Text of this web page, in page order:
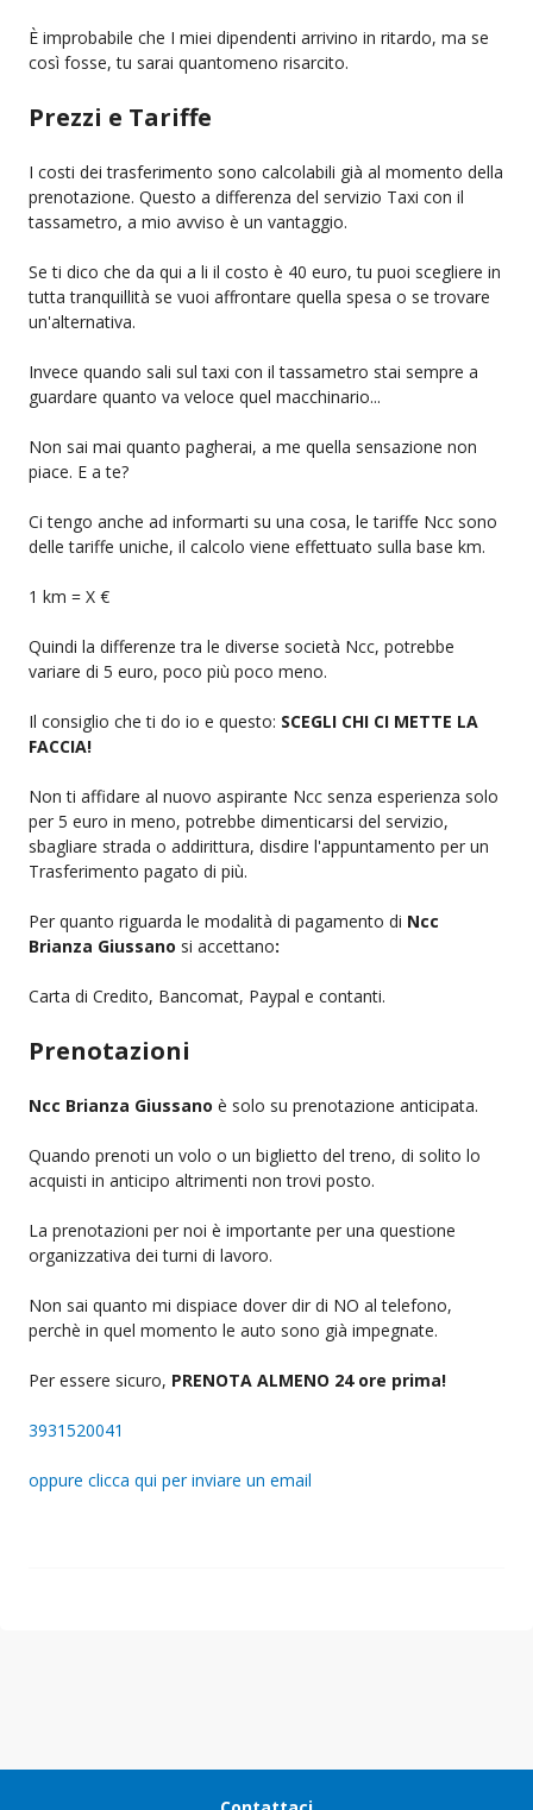
È improbabile che I miei dipendenti arrivino in ritardo, ma se
così fosse, tu sarai quantomeno risarcito.
Prezzi e Tariffe
I costi dei trasferimento sono calcolabili già al momento della
prenotazione. Questo a differenza del servizio Taxi con il
tassametro, a mio avviso è un vantaggio.
Se ti dico che da qui a li il costo è 40 euro, tu puoi scegliere in
tutta tranquillità se vuoi affrontare quella spesa o se trovare
un'alternativa.
Invece quando sali sul taxi con il tassametro stai sempre a
guardare quanto va veloce quel macchinario...
Non sai mai quanto pagherai, a me quella sensazione non
piace. E a te?
Ci tengo anche ad informarti su una cosa, le tariffe Ncc sono
delle tariffe uniche, il calcolo viene effettuato sulla base km.
1 km = X €
Quindi la differenze tra le diverse società Ncc, potrebbe
variare di 5 euro, poco più poco meno.
Il consiglio che ti do io e questo: SCEGLI CHI CI METTE LA
FACCIA!
Non ti affidare al nuovo aspirante Ncc senza esperienza solo
per 5 euro in meno, potrebbe dimenticarsi del servizio,
sbagliare strada o addirittura, disdire l'appuntamento per un
Trasferimento pagato di più.
Per quanto riguarda le modalità di pagamento di Ncc
Brianza Giussano si accettano:
Carta di Credito, Bancomat, Paypal e contanti.
Prenotazioni
Ncc Brianza Giussano è solo su prenotazione anticipata.
Quando prenoti un volo o un biglietto del treno, di solito lo
acquisti in anticipo altrimenti non trovi posto.
La prenotazioni per noi è importante per una questione
organizzativa dei turni di lavoro.
Non sai quanto mi dispiace dover dir di NO al telefono,
perchè in quel momento le auto sono già impegnate.
Per essere sicuro, PRENOTA ALMENO 24 ore prima!
3931520041
oppure clicca qui per inviare un email